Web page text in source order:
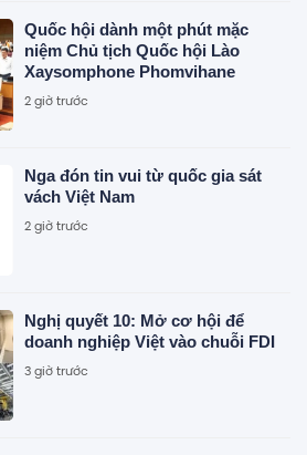
Quốc hội dành một phút mặc
niệm Chủ tịch Quốc hội Lào
Xaysomphone Phomvihane
2 giờ trước
Nga đón tin vui từ quốc gia sát
vách Việt Nam
2 giờ trước
Nghị quyết 10: Mở cơ hội để
doanh nghiệp Việt vào chuỗi FDI
3 giờ trước